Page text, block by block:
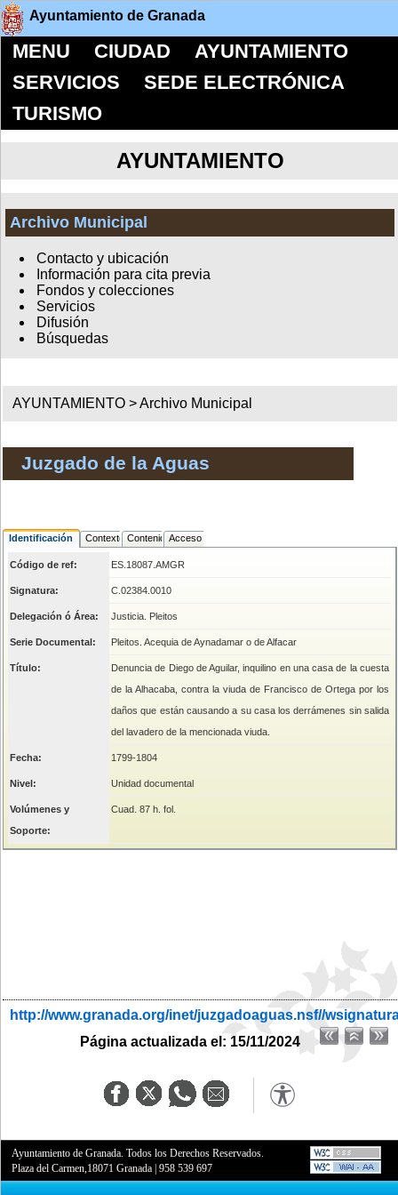
Ayuntamiento de Granada
MENU CIUDAD
AYUNTAMIENTO
SERVICIOS
SEDE ELECTRÓNICA
TURISMO
AYUNTAMIENTO
Archivo Municipal
Contacto y ubicación
Información para cita previa
Fondos y colecciones
Servicios
Difusión
Búsquedas
AYUNTAMIENTO >Archivo Municipal
Juzgado de la Aguas
Identificación Contexto ContenidoAcceso
Código de ref: ES.18087.AMGR
Signatura: C.02384.0010
Delegación ó Área: Justicia. Pleitos
Serie Documental: Pleitos. Acequia de Aynadamar o de Alfacar
Título:
Denuncia de Diego de Aguilar, inquilino en una casa de la cuesta
de la Alhacaba, contra la viuda de Francisco de Ortega por los
daños que están causando a su casa los derrámenes sin salida
del lavadero de la mencionada viuda.
Fecha: 1799-1804
Nivel: Unidad documental
Volúmenes y
Soporte:
Cuad. 87 h. fol.
http://www.granada.org/inet/juzgadoaguas.nsf//
Página actualizada el: 15/11/2024
Ayuntamiento de Granada. Todos los Derechos Reservados.
Plaza del Carmen,18071 Granada |958 539 697